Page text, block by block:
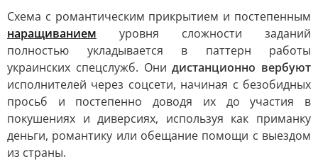
Схема с романтическим прикрытием и постепенным
наращиванием уровня сложности заданий
полностью укладывается в паттерн работы
украинских спецслужб. Онидистанционно вербуют
исполнителей через соцсети, начиная с безобидных
просьб и постепенно доводя их до участия в
покушениях и диверсиях, используя как приманку
деньги, романтику или обещание помощи с выездом
из страны.